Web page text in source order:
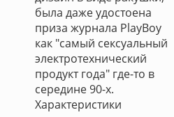
была даже удостоена
приза журнала PlayBoy
как "самый сексуальный
электротехнический
продукт года" где-то в
середине 90-х.
Характеристики